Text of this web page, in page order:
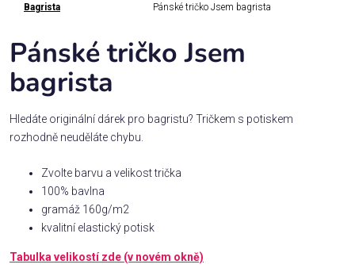
Kategorie
Dárek
pro
Rodina
/
Povolání,
zájmy a
sport
Bagrista Pánské tričko Jsem bagrista
Pánské tričko Jsem
bagrista
Hledáte originální dárek pro bagristu? Tričkem s potiskem
rozhodně neuděláte chybu.
Zvolte barvu a velikost trička
100% bavlna
gramáž 160g/m2
kvalitní elastický potisk
Tabulka velikostí zde (v novém okně)